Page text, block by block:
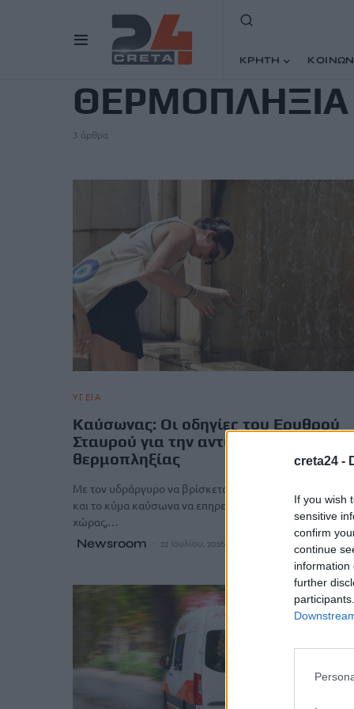
creta24 -
If you wish
sensitive
confirm
continue
information
further
ΚΡΗΤΗ
ΘΕΡΜΟΠΛΗΞΙΑ
3 άρθρα
ΥΓΕΙΑ
Καύσωνας: Οι οδηγίες του Ερυθρού
Σταυρού για την αντιμετώπιση της
θερμοπληξίας
Με τον υδράργυρο να βρίσκεται σε ιδιαίτερα υψηλά
και το κύμα καύσωνα να επηρεάζει σχεδόν το σύνολο
χώρας,…
Newsroom 22 Ιουλίου, 2026